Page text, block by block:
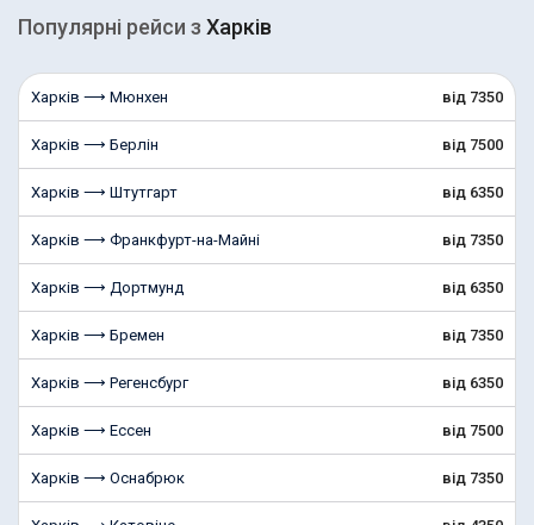
Популярні рейcи з Харків
Харків ⟶ Мюнхен від 7350
Харків ⟶ Берлін від 7500
Харків ⟶ Штутгарт від 6350
Харків ⟶ Франкфурт-на-Майні від 7350
Харків ⟶ Дортмунд від 6350
Харків ⟶ Бремен від 7350
Харків ⟶ Регенсбург від 6350
Харків ⟶ Ессен від 7500
Харків ⟶ Оснабрюк від 7350